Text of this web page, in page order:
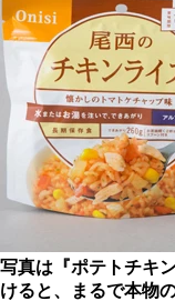
写真は『ポテトチキ
けると、まるで本物